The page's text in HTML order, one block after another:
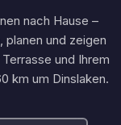
nach Hause –
planen und zeigen
und Ihrem
km um Dinslaken.